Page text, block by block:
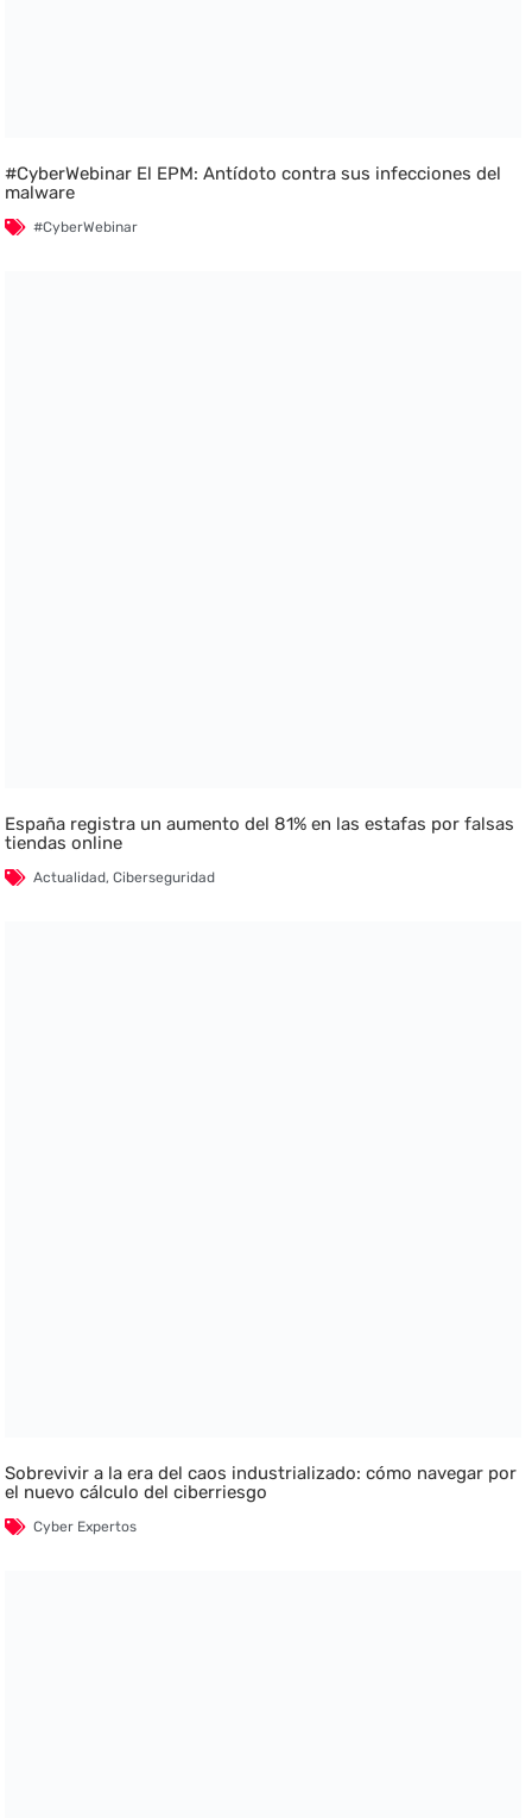
#CyberWebinar El EPM: Antídoto contra sus infecciones del
malware
#CyberWebinar
España registra un aumento del 81% en las estafas por falsas
tiendas online
Actualidad,Ciberseguridad
Sobrevivir a la era del caos industrializado: cómo navegar por
el nuevo cálculo del ciberriesgo
Cyber Expertos